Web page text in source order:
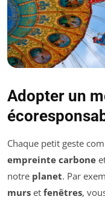
Adopter un
Chaque petit geste
empreinte carbone
notre planet. Par
murs et fenêtres,